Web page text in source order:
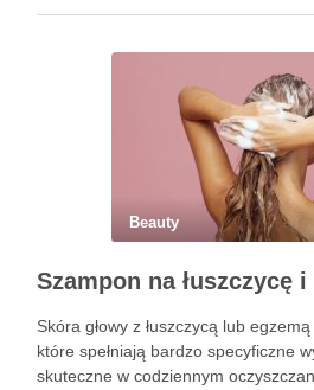
takimi jak zmarszczki, trądzik czy
Beauty
Skóra głowy z łuszczycą lub
które spełniają bardzo specyficzne
skuteczne w codziennym